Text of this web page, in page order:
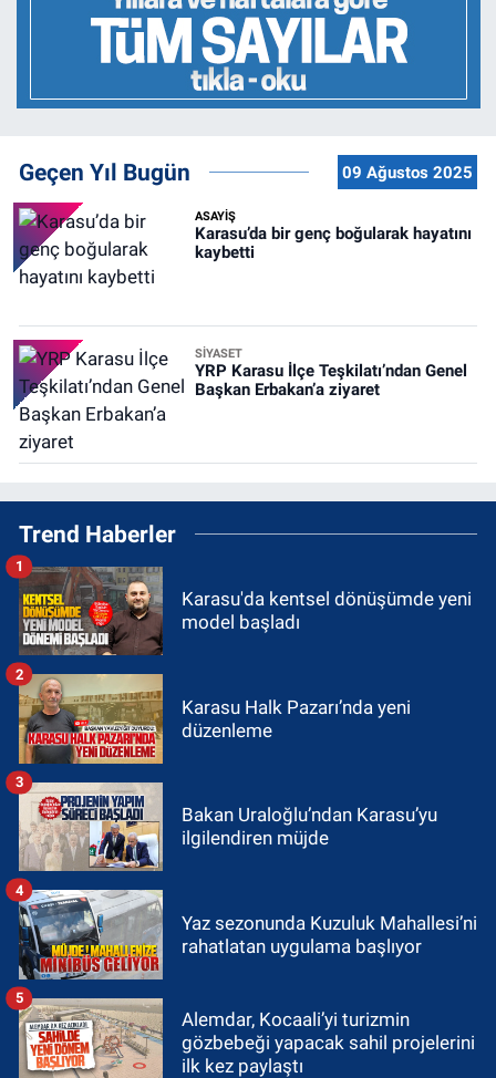
Geçen Yıl Bugün 09 Ağustos 2025
ASAYİŞ
Karasu’da bir genç boğularak hayatını
kaybetti
SİYASET
YRP Karasu İlçe Teşkilatı’ndan Genel
Başkan Erbakan’a ziyaret
Trend Haberler
Karasu'da kentsel dönüşümde yeni
model başladı
1
Karasu Halk Pazarı’nda yeni
düzenleme
2
Bakan Uraloğlu’ndan Karasu’yu
ilgilendiren müjde
3
Yaz sezonunda Kuzuluk Mahallesi’ni
rahatlatan uygulama başlıyor
4
Alemdar, Kocaali’yi turizmin
gözbebeği yapacak sahil projelerini
ilk kez paylaştı
5